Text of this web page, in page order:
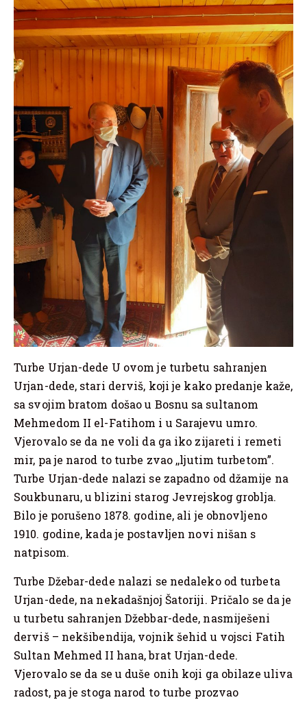
Turbe Urjan-dede U ovom je turbetu sahranjen
Urjan-dede, stari derviš, koji je kako predanje kaže,
sa svojim bratom došao u Bosnu sa sultanom
Mehmedom II el-Fatihom i u Sarajevu umro.
Vjerovalo se da ne voli da ga iko zijareti i remeti
mir, pa je narod to turbe zvao ,,ljutim turbetom”.
Turbe Urjan-dede nalazi se zapadno od džamije na
Soukbunaru, u blizini starog Jevrejskog groblja.
Bilo je porušeno 1878. godine, ali je obnovljeno
1910. godine, kada je postavljen novi nišan s
natpisom.
Turbe Džebar-dede nalazi se nedaleko od turbeta
Urjan-dede, na nekadašnjoj Šatoriji. Pričalo se da je
u turbetu sahranjen Džebbar-dede, nasmiješeni
derviš – nekšibendija, vojnik šehid u vojsci Fatih
Sultan Mehmed II hana, brat Urjan-dede.
Vjerovalo se da se u duše onih koji ga obilaze uliva
radost, pa je stoga narod to turbe prozvao